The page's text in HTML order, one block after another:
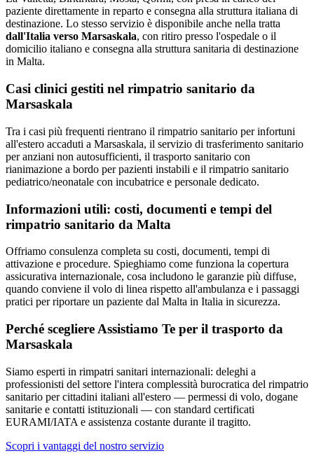
paziente direttamente in reparto e consegna alla struttura italiana di
destinazione. Lo stesso servizio è disponibile anche nella tratta
dall'Italia verso Marsaskala, con ritiro presso l'ospedale o il
domicilio italiano e consegna alla struttura sanitaria di destinazione
in Malta.
Casi clinici gestiti nel rimpatrio sanitario da
Marsaskala
Tra i casi più frequenti rientrano il rimpatrio sanitario per infortuni
all'estero accaduti a Marsaskala, il servizio di trasferimento sanitario
per anziani non autosufficienti, il trasporto sanitario con
rianimazione a bordo per pazienti instabili e il rimpatrio sanitario
pediatrico/neonatale con incubatrice e personale dedicato.
Informazioni utili: costi, documenti e tempi del
rimpatrio sanitario da Malta
Offriamo consulenza completa su costi, documenti, tempi di
attivazione e procedure. Spieghiamo come funziona la copertura
assicurativa internazionale, cosa includono le garanzie più diffuse,
quando conviene il volo di linea rispetto all'ambulanza e i passaggi
pratici per riportare un paziente dal Malta in Italia in sicurezza.
Perché scegliere Assistiamo Te per il trasporto da
Marsaskala
Siamo esperti in rimpatri sanitari internazionali: deleghi a
professionisti del settore l'intera complessità burocratica del rimpatrio
sanitario per cittadini italiani all'estero — permessi di volo, dogane
sanitarie e contatti istituzionali — con standard certificati
EURAMI/IATA e assistenza costante durante il tragitto.
Scopri i vantaggi del nostro servizio